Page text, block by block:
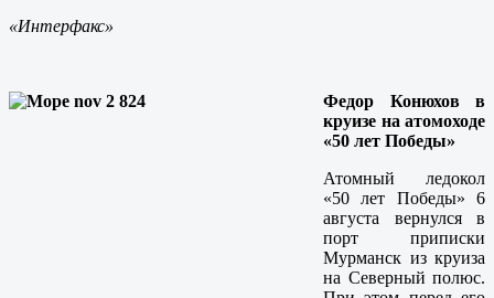
«Интерфакс»
Федор Конюхов в
круизе на атомоходе
«50 лет Победы»
Атомный ледокол
«50 лет Победы» 6
августа вернулся в
порт приписки
Мурманск из круиза
на Северный полюс.